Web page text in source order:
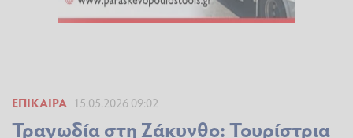
ΕΠΊΚΑΙΡΑ 15.05.2026 09:02
Τραγωδία στη Ζάκυνθο: Τουρίστρια